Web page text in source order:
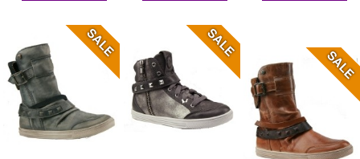
SALE SALE
SALE